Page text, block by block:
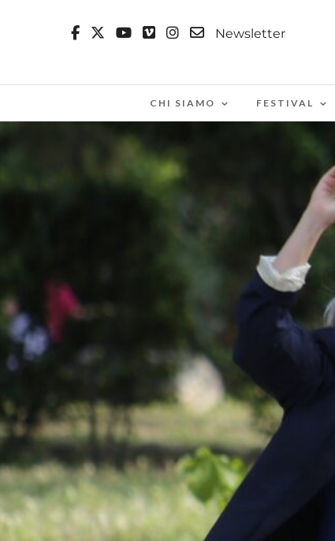
Newsletter
CHI SIAMO FESTIVAL